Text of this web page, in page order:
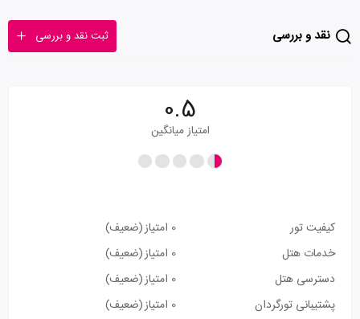
نقد و بررسی ثبت نقد و بررسی
0.5
امتیاز میانگین
کیفیت تور 0 امتیاز
(ضعیف)
خدمات هتل
0 امتیاز
(ضعیف)
دسترسی هتل
0 امتیاز
(ضعیف)
پشتیبانی تورگردان
0 امتیاز (ضعیف)